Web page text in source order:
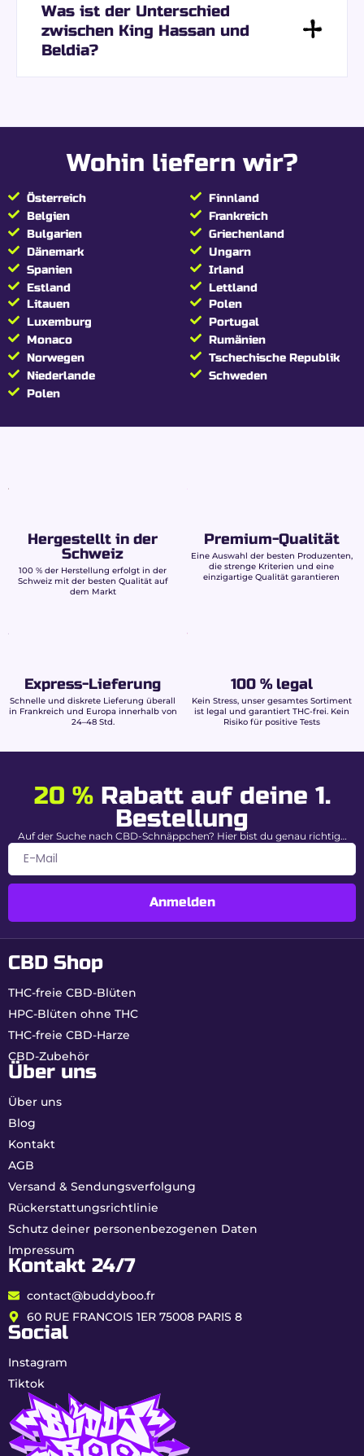
Was ist der Unterschied
zwischen King Hassan und
Beldia?
Wohin liefern wir?
Österreich
Belgien
Bulgarien
Dänemark
Spanien
Estland
Finnland
Frankreich
Griechenland
Ungarn
Irland
Lettland
Litauen
Luxemburg
Monaco
Norwegen
Niederlande
Polen
Polen
Portugal
Rumänien
Tschechische Republik
Schweden
Hergestellt in der
Schweiz
100 % der Herstellung erfolgt in der
Schweiz mit der besten Qualität auf
dem Markt
Premium-Qualität
Eine Auswahl der besten Produzenten,
die strenge Kriterien und eine
einzigartige Qualität garantieren
Express-Lieferung
Schnelle und diskrete Lieferung überall
in Frankreich und Europa innerhalb von
24–48 Std.
100 % legal
Kein Stress, unser gesamtes Sortiment
ist legal und garantiert THC-frei. Kein
Risiko für positive Tests
20 %Rabatt auf deine 1.
Bestellung
Auf der Suche nach CBD-Schnäppchen? Hier bist du genau richtig…
Anmelden
CBD Shop
THC-freie CBD-Blüten
HPC-Blüten ohne THC
THC-freie CBD-Harze
CBD-Zubehör
Kontakt 24/7
contact@buddyboo.fr
60 RUE FRANCOIS 1ER 75008 PARIS 8
Über uns
Über uns
Blog
Kontakt
AGB
Versand & Sendungsverfolgung
Rückerstattungsrichtlinie
Schutz deiner personenbezogenen Daten
Impressum
Social
Instagram
Tiktok